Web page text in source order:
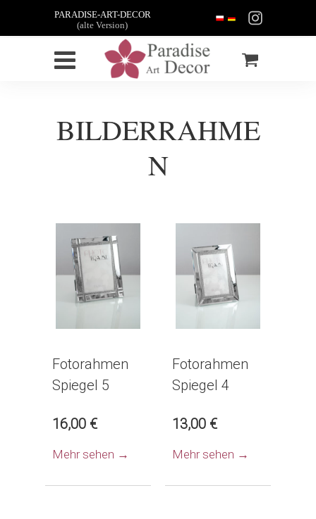
PARADISE-ART-DECOR
(alte Version)
Fotorahmen
Spiegel 5
16,00 €
Mehr sehen →
Fotorahmen
Spiegel 4
13,00 €
Mehr sehen →
BILDERRAHME
N